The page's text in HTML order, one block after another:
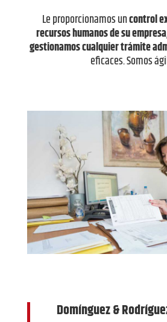
Le proporcionamos uncontrol
recursos humanos de su
gestionamos cualquier trámite
eficaces. Somos
Domínguez &